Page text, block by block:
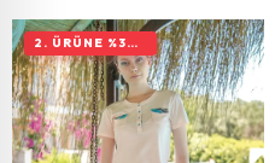
2. ÜRÜNE %30 İNDIRIM